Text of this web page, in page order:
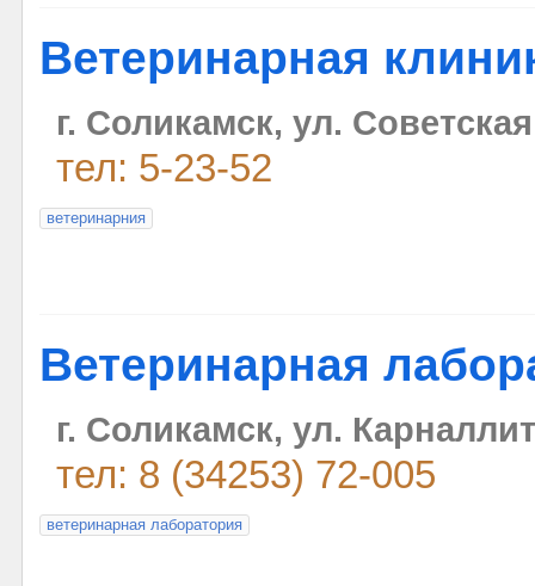
Ветеринарная
г. Соликамск, ул.
тел: 5-23-52
ветеринарния
Ветеринарная
г. Соликамск, ул.
тел: 8 (34253) 72-005
ветеринарная лаборатория